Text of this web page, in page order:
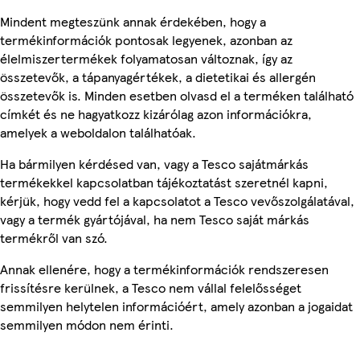
Mindent megteszünk annak érdekében, hogy a
termékinformációk pontosak legyenek, azonban az
élelmiszertermékek folyamatosan változnak, így az
összetevők, a tápanyagértékek, a dietetikai és allergén
összetevők is. Minden esetben olvasd el a terméken található
címkét és ne hagyatkozz kizárólag azon információkra,
amelyek a weboldalon találhatóak.
Ha bármilyen kérdésed van, vagy a Tesco sajátmárkás
termékekkel kapcsolatban tájékoztatást szeretnél kapni,
kérjük, hogy vedd fel a kapcsolatot a Tesco vevőszolgálatával,
vagy a termék gyártójával, ha nem Tesco saját márkás
termékről van szó.
Annak ellenére, hogy a termékinformációk rendszeresen
frissítésre kerülnek, a Tesco nem vállal felelősséget
semmilyen helytelen információért, amely azonban a jogaidat
semmilyen módon nem érinti.